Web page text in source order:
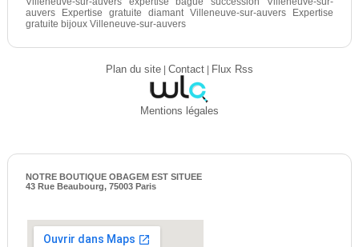
auvers Expertise gratuite diamant Villeneuve-sur-auvers Expertise
gratuite bijoux Villeneuve-sur-auvers
Plan du site| Contact| Flux Rss
Mentions légales
NOTRE BOUTIQUE OBAGEM EST SITUEE
43 Rue Beaubourg, 75003 Paris